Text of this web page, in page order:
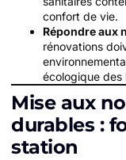
confort de vie.
Répondre aux
rénovations
écologique des
Mise aux
durables :
station